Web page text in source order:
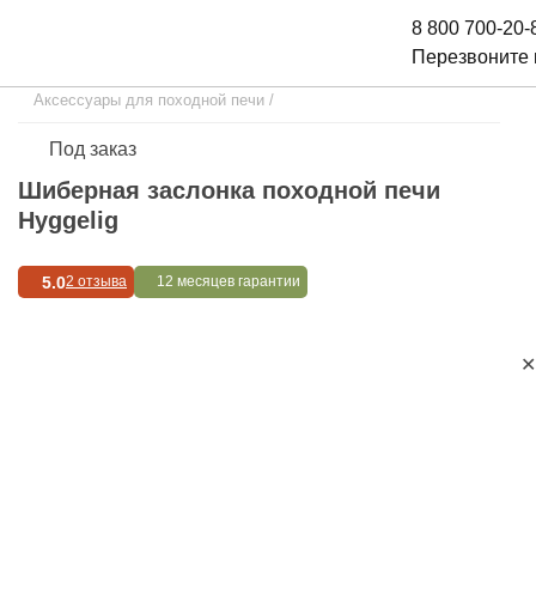
8 800 700-20-
Перезвоните
Аксессуары для походной печи /
Шиберная заслонка походной печи
Hyggelig
5.02 отзыва 12 месяцев гарантии
Под заказ
✕